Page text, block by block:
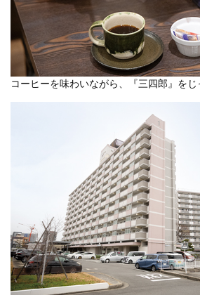
コーヒーを味わいながら、『三四郎』をじ